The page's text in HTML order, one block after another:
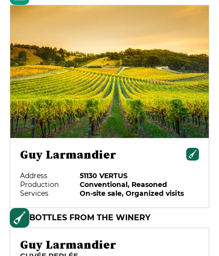
Guy Larmandier
Address
51130 VERTUS
Production
Conventional, Reasoned
Services
On-site sale, Organized visits
BOTTLES FROM THE WINERY
Guy Larmandier